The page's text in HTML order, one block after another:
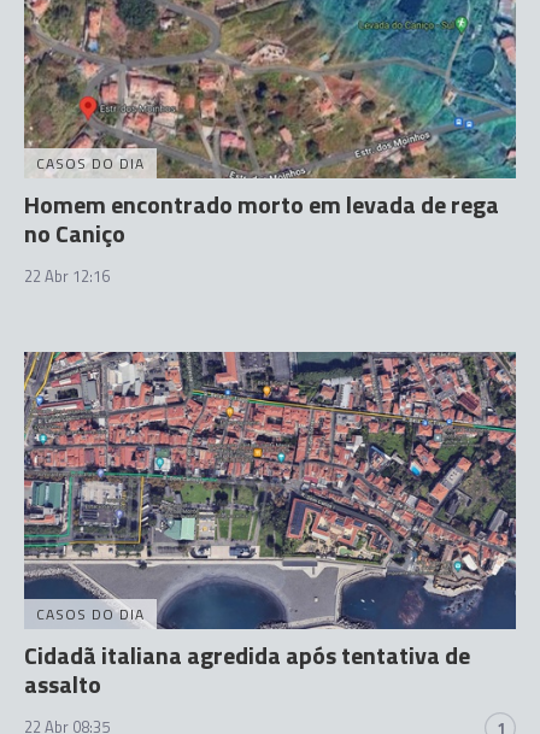
CASOS DO DIA
Homem encontrado morto em levada de rega
no Caniço
22 Abr 12:16
CASOS DO DIA
Cidadã italiana agredida após tentativa de
assalto
22 Abr 08:35 1